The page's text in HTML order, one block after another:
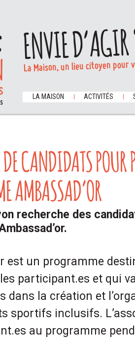
ENVIE
La Maison, un lieu citoyen
LA MAISON ACTIVITÉS
DE CANDIDATS
AMBASSAD’OR
recherche des
est un programme
participant.es et qui
dans la création et
sportifs inclusifs.
au programme